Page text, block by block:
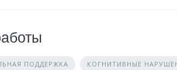
ПОДДЕРЖКА КОГНИТИВНЫЕ